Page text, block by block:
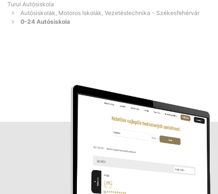
Turul Autósiskola
Autósiskolák, Motoros Iskolák, Vezetéstechnika - Székesfehérvár
0-24 Autósiskola